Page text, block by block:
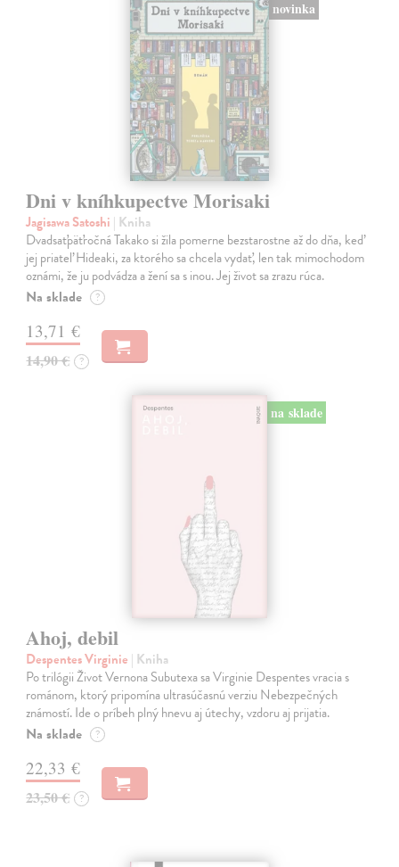
novinka
Dni v kníhkupectve Morisaki
Jagisawa Satoshi | Kniha
Dvadsaťpäťročná Takako si žila pomerne bezstarostne až do dňa, keď
jej priateľ Hideaki, za ktorého sa chcela vydať, len tak mimochodom
oznámi, že ju podvádza a žení sa s inou. Jej život sa zrazu rúca.
Na sklade ?
13,71 €
14,90 € ?
na sklade
Ahoj, debil
Despentes Virginie | Kniha
Po trilógii Život Vernona Subutexa sa Virginie Despentes vracia s
románom, ktorý pripomína ultrasúčasnú verziu Nebezpečných
známostí. Ide o príbeh plný hnevu aj útechy, vzdoru aj prijatia.
Na sklade ?
22,33 €
23,50 € ?